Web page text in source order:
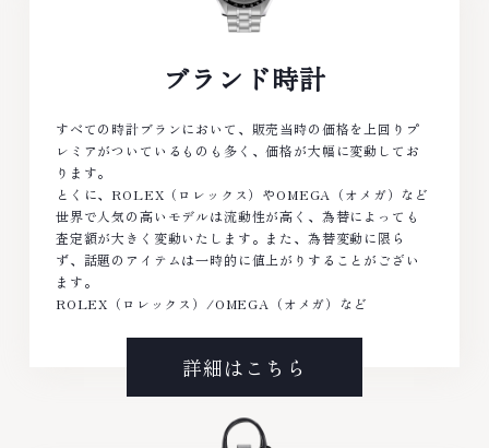
ブランド時計
すべての時計ブランにおいて、販売当時の価格を上回りプ
レミアがついているものも多く、価格が大幅に変動してお
ります。
とくに、ROLEX（ロレックス）やOMEGA（オメガ）など
世界で人気の高いモデルは流動性が高く、為替によっても
査定額が大きく変動いたします。また、為替変動に限ら
ず、話題のアイテムは一時的に値上がりすることがござい
ます。
ROLEX（ロレックス）/OMEGA（オメガ）など
詳細はこちら